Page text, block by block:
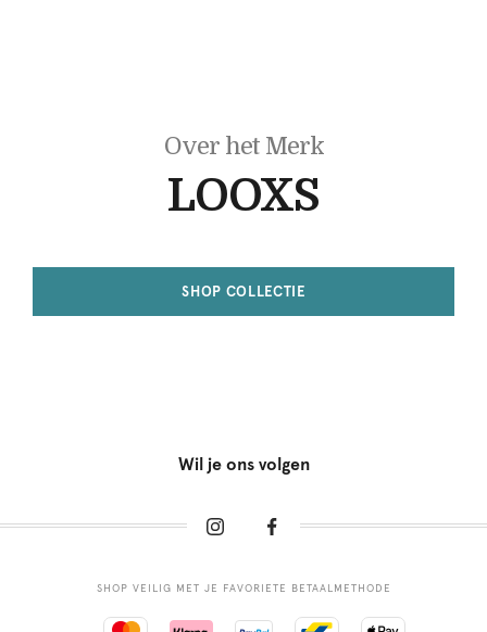
Over het Merk
LOOXS
SHOP COLLECTIE
Wil je ons volgen
SHOP VEILIG MET JE FAVORIETE BETAALMETHODE